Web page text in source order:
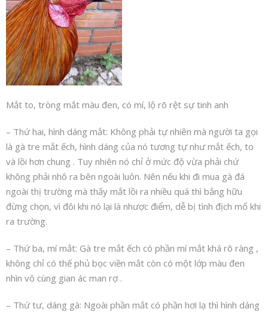
Mắt to, tròng mắt màu đen, có mí, lộ rõ rệt sự tinh anh
– Thứ hai, hình dáng mắt: Không phải tự nhiên mà người ta gọi
là gà tre mắt ếch, hình dáng của nó tương tự như mắt ếch, to
và lồi hơn chung . Tuy nhiên nó chỉ ở mức độ vừa phải chứ
không phải nhô ra bên ngoài luôn. Nên nếu khi đi mua gà đá
ngoài thị trường mà thấy mắt lồi ra nhiều quá thì bằng hữu
đừng chọn, vì đôi khi nó lại là nhược điểm, dễ bị tình địch mổ khi
ra trường.
– Thứ ba, mí mắt: Gà tre mắt ếch có phần mí mắt khá rõ ràng ,
không chỉ có thế phủ bọc viền mắt còn có một lớp màu đen
nhìn vô cùng gian ác man rợ .
– Thứ tư, dáng gà: Ngoài phần mắt có phần hơi lạ thì hình dáng